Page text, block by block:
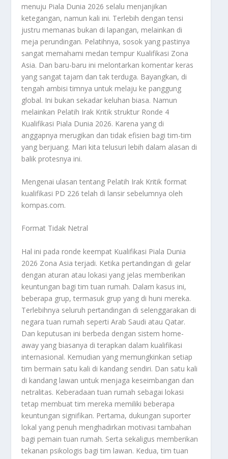
menuju Piala Dunia 2026 selalu menjanjikan
ketegangan, namun kali ini. Terlebih dengan tensi
justru memanas bukan di lapangan, melainkan di
meja perundingan. Pelatihnya, sosok yang pastinya
sangat memahami medan tempur Kualifikasi Zona
Asia. Dan baru-baru ini melontarkan komentar keras
yang sangat tajam dan tak terduga. Bayangkan, di
tengah ambisi timnya untuk melaju ke panggung
global. Ini bukan sekadar keluhan biasa. Namun
melainkan Pelatih Irak Kritik struktur Ronde 4
Kualifikasi Piala Dunia 2026. Karena yang di
anggapnya merugikan dan tidak efisien bagi tim-tim
yang berjuang. Mari kita telusuri lebih dalam alasan di
balik protesnya ini.
Mengenai ulasan tentang Pelatih Irak Kritik format
kualifikasi PD 226 telah di lansir sebelumnya oleh
kompas.com.
Format Tidak Netral
Hal ini pada ronde keempat Kualifikasi Piala Dunia
2026 Zona Asia terjadi. Ketika pertandingan di gelar
dengan aturan atau lokasi yang jelas memberikan
keuntungan bagi tim tuan rumah. Dalam kasus ini,
beberapa grup, termasuk grup yang di huni mereka.
Terlebihnya seluruh pertandingan di selenggarakan di
negara tuan rumah seperti Arab Saudi atau Qatar.
Dan keputusan ini berbeda dengan sistem home-
away yang biasanya di terapkan dalam kualifikasi
internasional. Kemudian yang memungkinkan setiap
tim bermain satu kali di kandang sendiri. Dan satu kali
di kandang lawan untuk menjaga keseimbangan dan
netralitas. Keberadaan tuan rumah sebagai lokasi
tetap membuat tim mereka memiliki beberapa
keuntungan signifikan. Pertama, dukungan suporter
lokal yang penuh menghadirkan motivasi tambahan
bagi pemain tuan rumah. Serta sekaligus memberikan
tekanan psikologis bagi tim lawan. Kedua, tim tuan